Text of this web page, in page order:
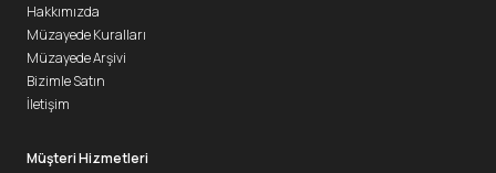
Hakkımızda
Müzayede Kuralları
Müzayede Arşivi
Bizimle Satın
İletişim
Müşteri Hizmetleri